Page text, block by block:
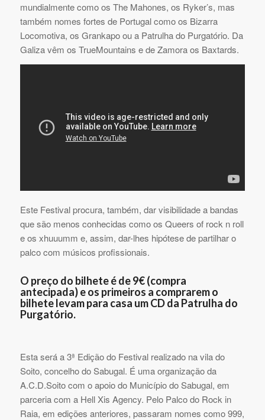
mundialmente como os The Mahones, os Ryker’s, mas
também nomes fortes de Portugal como os Bizarra
Locomotiva, os Grankapo ou a Patrulha do Purgatório. Da
Galiza vêm os TrueMountains e de Zamora os Baxtards.
Este Festival procura, também, dar visibilidade a bandas
que são menos conhecidas como os Queers of rock n roll
e os xhuuumm e, assim, dar-lhes hipótese de partilhar o
palco com músicos profissionais.
O preço do bilhete é de 9€ (compra
antecipada) e os primeiros a comprarem o
bilhete levam para casa um CD da Patrulha do
Purgatório.
Esta será a 3ª Edição do Festival realizado na vila do
Soito, concelho do Sabugal. É uma organização da
A.C.D.Soito com o apoio do Município do Sabugal, em
parceria com a Hell Xis Agency. Pelo Palco do Rock in
Raia, em edições anteriores, passaram nomes como 999,